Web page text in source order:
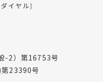
-2）第16753号
23390号